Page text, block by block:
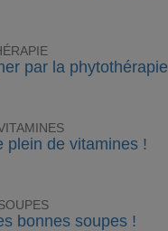
par la phytothérapie
plein de vitamines !
bonnes soupes !